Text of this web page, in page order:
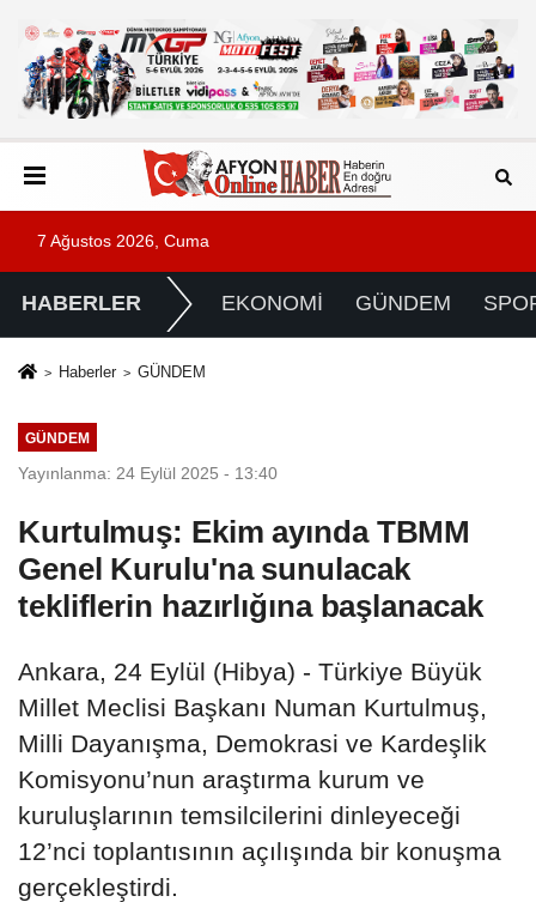
7 Ağustos 2026, Cuma
HABERLER EKONOMİ GÜNDEM
Haberler GÜNDEM
GÜNDEM
Yayınlanma: 24 Eylül 2025 - 13:40
Kurtulmuş: Ekim ayında TBMM
Genel Kurulu'na sunulacak
tekliflerin hazırlığına başlanacak
Ankara, 24 Eylül (Hibya) - Türkiye Büyük
Millet Meclisi Başkanı Numan Kurtulmuş,
Milli Dayanışma, Demokrasi ve Kardeşlik
Komisyonu’nun araştırma kurum ve
kuruluşlarının temsilcilerini dinleyeceği
12’nci toplantısının açılışında bir konuşma
gerçekleştirdi.